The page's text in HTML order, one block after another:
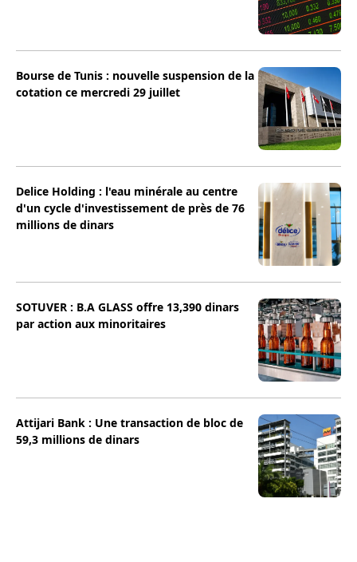
Bourse de Tunis : nouvelle suspension de la
cotation ce mercredi 29 juillet
Delice Holding : l'eau minérale au centre
d'un cycle d'investissement de près de 76
millions de dinars
SOTUVER : B.A GLASS offre 13,390 dinars
par action aux minoritaires
Attijari Bank : Une transaction de bloc de
59,3 millions de dinars